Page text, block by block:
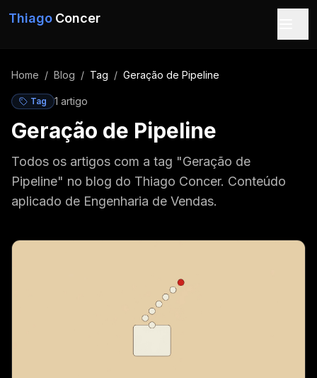
Thiago Concer
Home / Blog / Tag / Geração de Pipeline
Tag 1 artigo
Geração de Pipeline
Todos os artigos com a tag "Geração de
Pipeline" no blog do Thiago Concer. Conteúdo
aplicado de Engenharia de Vendas.